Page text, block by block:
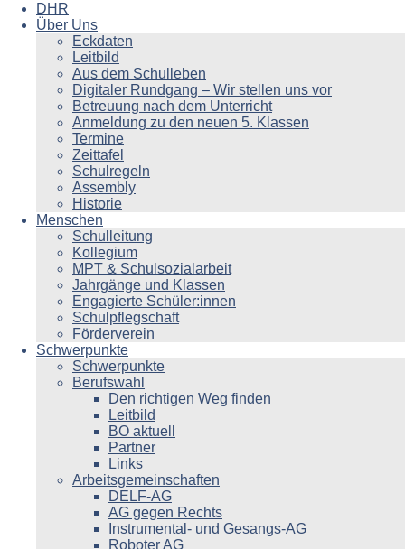
DHR
Über Uns
Eckdaten
Leitbild
Aus dem Schulleben
Digitaler Rundgang – Wir stellen uns vor
Betreuung nach dem Unterricht
Anmeldung zu den neuen 5. Klassen
Termine
Zeittafel
Schulregeln
Assembly
Historie
Menschen
Schulleitung
Kollegium
MPT & Schulsozialarbeit
Jahrgänge und Klassen
Engagierte Schüler:innen
Schulpflegschaft
Förderverein
Schwerpunkte
Schwerpunkte
Berufswahl
Den richtigen Weg finden
Leitbild
BO aktuell
Partner
Links
Arbeitsgemeinschaften
DELF-AG
AG gegen Rechts
Instrumental- und Gesangs-AG
Roboter AG